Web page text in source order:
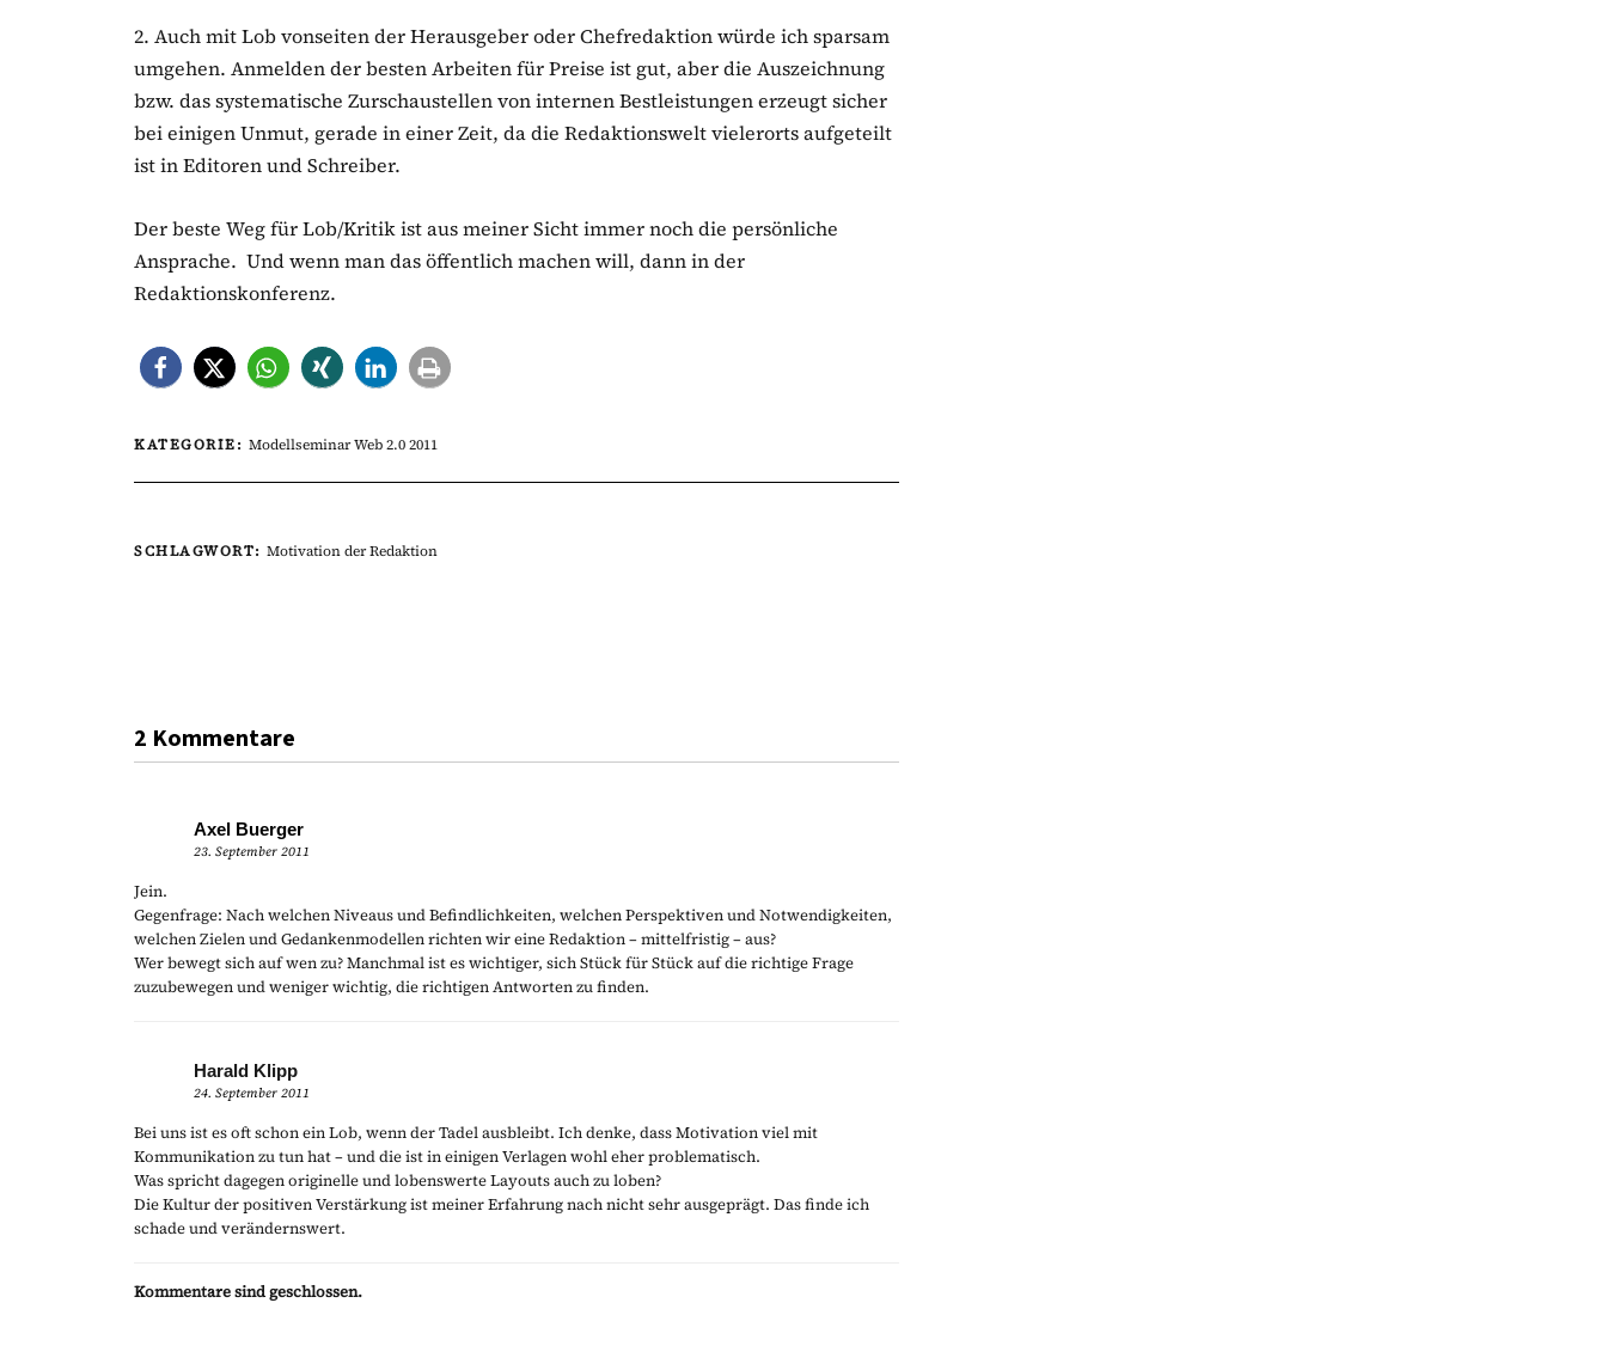
2. Auch mit Lob vonseiten der Herausgeber oder Chefredaktion würde ich sparsam
umgehen. Anmelden der besten Arbeiten für Preise ist gut, aber die Auszeichnung
bzw. das systematische Zurschaustellen von internen Bestleistungen erzeugt sicher
bei einigen Unmut, gerade in einer Zeit, da die Redaktionswelt vielerorts aufgeteilt
ist in Editoren und Schreiber.
Der beste Weg für Lob/Kritik ist aus meiner Sicht immer noch die persönliche
Ansprache. Und wenn man das öffentlich machen will, dann in der
Redaktionskonferenz.
KATEGORIE: Modellseminar Web 2.0 2011
SCHLAGWORT: Motivation der Redaktion
2 Kommentare
Axel Buerger
23. September 2011
Jein.
Gegenfrage: Nach welchen Niveaus und Befindlichkeiten, welchen Perspektiven und Notwendigkeiten,
welchen Zielen und Gedankenmodellen richten wir eine Redaktion – mittelfristig – aus?
Wer bewegt sich auf wen zu? Manchmal ist es wichtiger, sich Stück für Stück auf die richtige Frage
zuzubewegen und weniger wichtig, die richtigen Antworten zu finden.
Harald Klipp
24. September 2011
Bei uns ist es oft schon ein Lob, wenn der Tadel ausbleibt. Ich denke, dass Motivation viel mit
Kommunikation zu tun hat – und die ist in einigen Verlagen wohl eher problematisch.
Was spricht dagegen originelle und lobenswerte Layouts auch zu loben?
Die Kultur der positiven Verstärkung ist meiner Erfahrung nach nicht sehr ausgeprägt. Das finde ich
schade und verändernswert.
Kommentare sind geschlossen.